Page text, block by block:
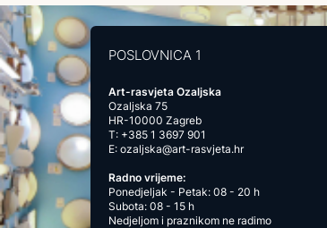
POSLOVNICA 1
Art-rasvjeta Ozaljska
Ozaljska 75
HR-10000 Zagreb
T: +385 1 3697 901
E: ozaljska@art-rasvjeta.hr
Radno vrijeme:
Ponedjeljak - Petak: 08 - 20 h
Subota: 08 - 15 h
Nedjeljom i praznikom ne radimo